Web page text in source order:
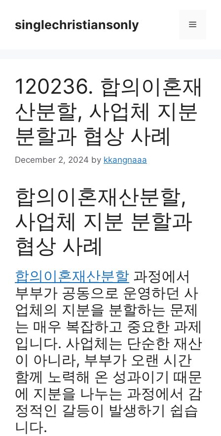
contentsinglechristiansonly Menu
120236. 합의이혼재
산분할, 사업체 지분
분할과 협상 사례
December 2, 2024 by kkangnaaa
합의이혼재산분할,
사업체 지분 분할과
협상 사례
합의이혼재산분할 과정에서
부부가 공동으로 운영하던 사
업체의 지분을 분할하는 문제
는 매우 복잡하고 중요한 과제
입니다. 사업체는 단순한 재산
이 아니라, 부부가 오랜 시간
함께 노력해 온 성과이기 때문
에 지분을 나누는 과정에서 감
정적인 갈등이 발생하기 쉽습
니다.